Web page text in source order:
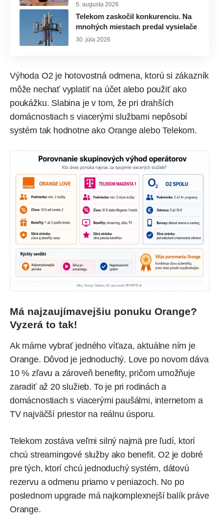
5. augusta 2026
Telekom zaskočil konkurenciu. Na
mnohých miestach predal vysielače
30. júla 2026
Výhoda O2je hotovostná odmena, ktorú si zákazník
môže nechať vyplatiť na účet alebo použiť ako
poukážku. Slabina je v tom, že pri drahších
domácnostiach s viacerými službami nepôsobí
systém tak hodnotne ako Orange alebo Telekom.
Má najzaujímavejšiu ponuku Orange?
Vyzerá to tak!
Ak máme vybrať jedného víťaza, aktuálne ním je
Orange. Dôvod je jednoduchý. Love po novom dáva
10 % zľavu a zároveň benefity, pričom umožňuje
zaradiť až 20 služieb. To je pri rodinách a
domácnostiach s viacerými paušálmi, internetom a
TV najväčší priestor na reálnu úsporu.
Telekom zostáva veľmi silný najmä pre ľudí, ktorí
chcú streamingové služby ako benefit. O2 je dobré
pre tých, ktorí chcú jednoduchý systém, dátovú
rezervu a odmenu priamo v peniazoch. No po
poslednom upgrade má najkomplexnejší balík práve
Orange.